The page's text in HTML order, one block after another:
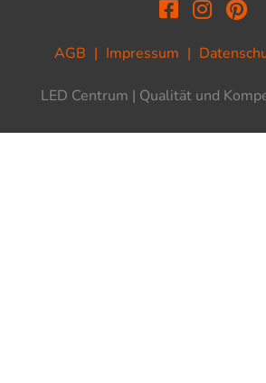
AGB | Impressum |
LED Centrum | Qualität und